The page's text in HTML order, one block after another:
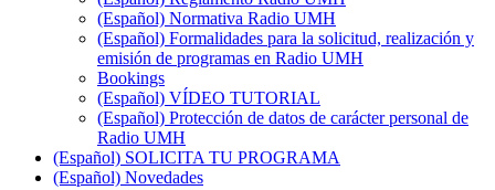
(Español) Normativa Radio UMH
(Español) Formalidades para la solicitud, realización y
emisión de programas en Radio UMH
Bookings
(Español) VÍDEO TUTORIAL
(Español) Protección de datos de carácter personal de
Radio UMH
(Español) SOLICITA TU PROGRAMA
(Español) Novedades